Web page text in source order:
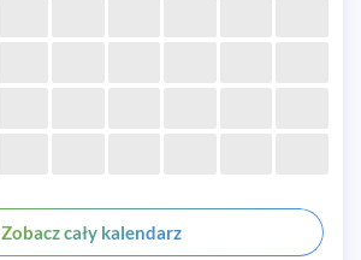
Zobacz cały kalendarz